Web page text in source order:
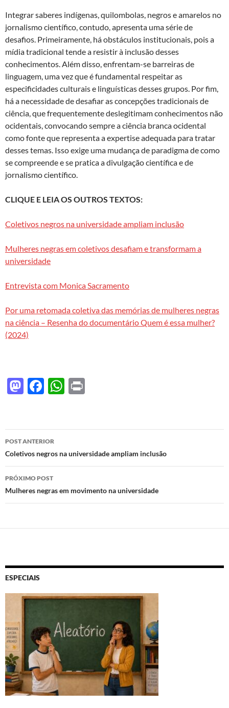
Integrar saberes indígenas, quilombolas, negros e amarelos no
jornalismo científico, contudo, apresenta uma série de
desafios. Primeiramente, há obstáculos institucionais, pois a
mídia tradicional tende a resistir à inclusão desses
conhecimentos. Além disso, enfrentam-se barreiras de
linguagem, uma vez que é fundamental respeitar as
especificidades culturais e linguísticas desses grupos. Por fim,
há a necessidade de desafiar as concepções tradicionais de
ciência, que frequentemente deslegitimam conhecimentos não
ocidentais, convocando sempre a ciência branca ocidental
como fonte que representa a expertise adequada para tratar
desses temas. Isso exige uma mudança de paradigma de como
se compreende e se pratica a divulgação científica e de
jornalismo científico.
CLIQUE E LEIA OS OUTROS TEXTOS:
Coletivos negros na universidade ampliam inclusão
Mulheres negras em coletivos desafiam e transformam a
universidade
Entrevista com Monica Sacramento
Por uma retomada coletiva das memórias de mulheres negras
na ciência – Resenha do documentário Quem é essa mulher?
(2024)
M
d
o
n
F
b
o
o
k
W
s
A
p
p
Navegação
de
posts
POST ANTERIOR
Coletivos negros na universidade ampliam inclusão
PRÓXIMO POST
Mulheres negras em movimento na universidade
ESPECIAIS